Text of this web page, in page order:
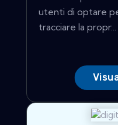
utenti di optare
tracciare la propr...